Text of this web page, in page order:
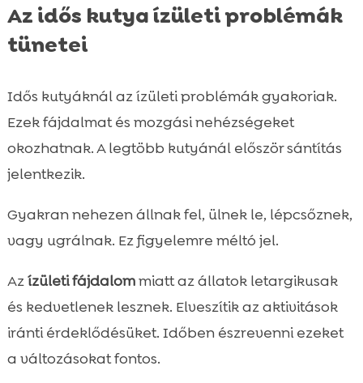
Az idős kutya ízületi problémák
tünetei
Idős kutyáknál az ízületi problémák gyakoriak.
Ezek fájdalmat és mozgási nehézségeket
okozhatnak. A legtöbb kutyánál először sántítás
jelentkezik.
Gyakran nehezen állnak fel, ülnek le, lépcsőznek,
vagy ugrálnak. Ez figyelemre méltó jel.
Azízületi fájdalommiatt az állatok letargikusak
és kedvetlenek lesznek. Elveszítik az aktivitások
iránti érdeklődésüket. Időben észrevenni ezeket
a változásokat fontos.